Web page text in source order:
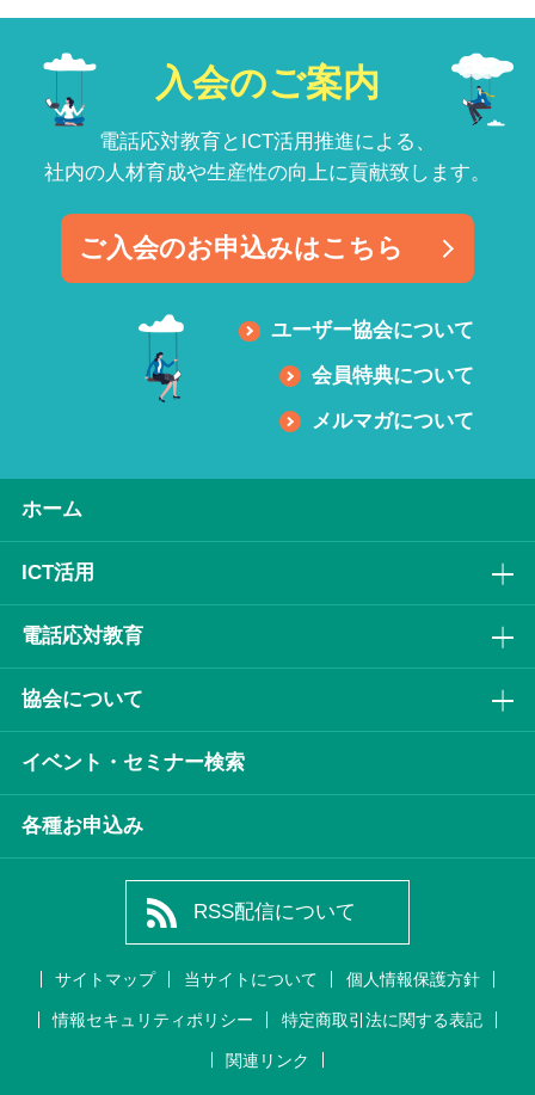
入会のご案内
電話応対教育とICT活用推進による、
社内の人材育成や生産性の向上に貢献致します。
ご入会のお申込みはこちら
ユーザー協会について
会員特典について
メルマガについて
ホーム
ICT活⽤
電話応対教育
協会について
イベント・セミナー検索
各種お申込み
RSS配信について
サイトマップ 当サイトについて 個人情報保護方針
情報セキュリティポリシー 特定商取引法に関する表記
関連リンク